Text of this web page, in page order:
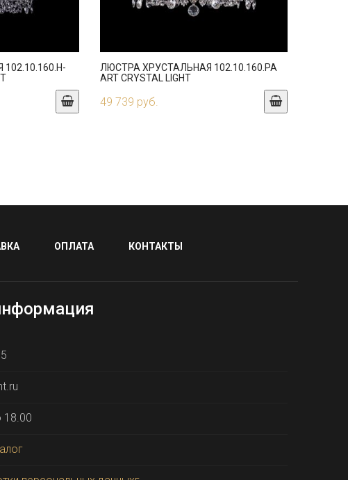
ЛЮСТРА ХРУСТАЛЬНАЯ 102.10.160.PA
ART CRYSTAL LIGHT
49 739 руб.
ОПЛАТА КОНТАКТЫ
18.00